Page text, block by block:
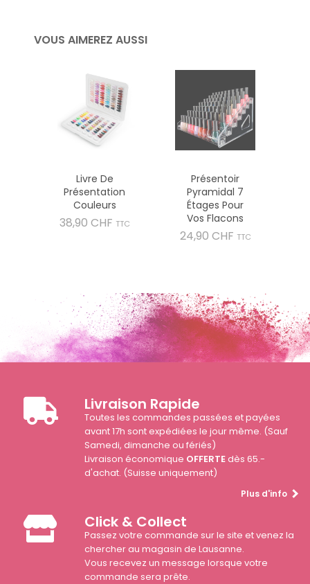
VOUS AIMEREZ AUSSI
Livre De
Présentation
Couleurs
38,90 CHF Prix
TTC
Présentoir
Pyramidal 7
Étages Pour
Vos Flacons
24,90 CHF Prix
TTC
Livraison Rapide
Toutes les commandes passées et payées
avant 17h sont expédiées le jour même. (Sauf
Samedi, dimanche ou fériés)
Livraison économique OFFERTEdès 65.-
d'achat. (Suisse uniquement)
Plus d'info
Click & Collect
Passez votre commande sur le site et venez la
chercher au magasin de Lausanne.
Vous recevez un message lorsque votre
commande sera prête.